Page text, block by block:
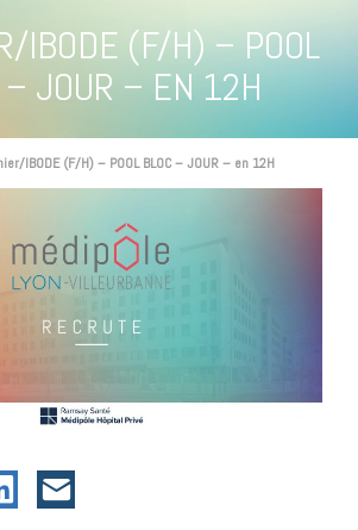
IBODE (F/H) – POOL
– JOUR – EN 12H
IBODE (F/H) – POOL BLOC – JOUR – en 12H